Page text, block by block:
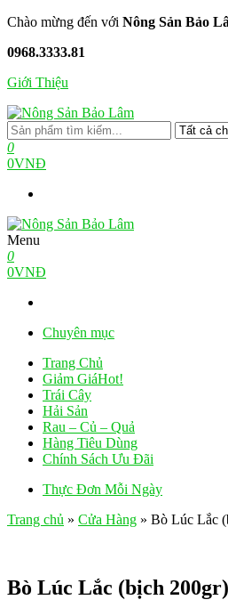
Skip
the
Chào mừng đến với Nông Sản Bảo
0968.3333.81
Giới Thiệu
Nông Sản Bảo Lâm
Nông Trại Xanh Tiêu Chuẩn
0
0VNĐ
Nông Sản Bảo Lâm
Nông Trại Xanh Tiêu Chuẩn
Menu
0
0VNĐ
Chuyên mục
Trang Chủ
Giảm GiáHot!
Trái Cây
Hải Sản
Rau – Củ – Quả
Hàng Tiêu Dùng
Chính Sách Ưu Đãi
Thực Đơn Mỗi Ngày
Trang chủ » Cửa Hàng » Bò Lúc Lắc
Bò Lúc Lắc (bịch 200gr)